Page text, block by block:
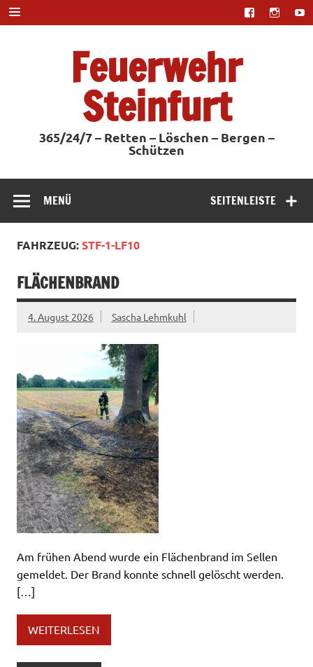
Zum
Inhalt
springen
Feuerwehr
Steinfurt
365/24/7 – Retten – Löschen – Bergen –
Schützen
SEITENLEISTE
MENÜ
FAHRZEUG:STF-1-LF10
FLÄCHENBRAND
4. August 2026 Sascha Lehmkuhl
Am frühen Abend wurde ein Flächenbrand im Sellen
gemeldet. Der Brand konnte schnell gelöscht werden.
[…]
WEITERLESEN